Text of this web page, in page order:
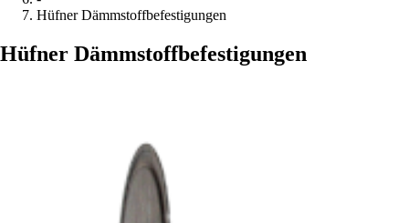
Hüfner Dämmstoffbefestigungen
Hüfner Dämmstoffbefestigungen